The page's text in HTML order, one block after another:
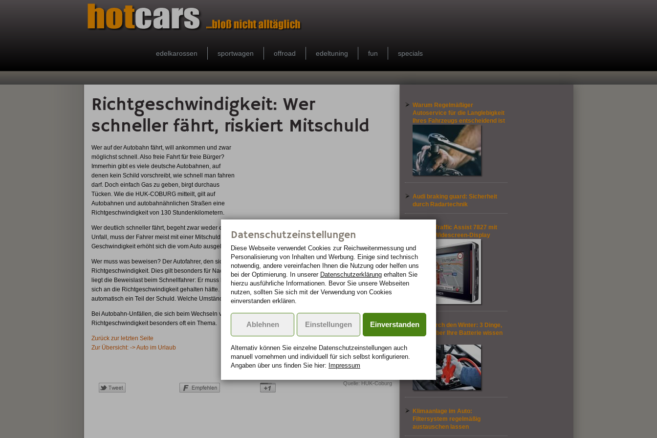
edelkarossen sportwagen offroad edeltuning fun specials
Richtgeschwindigkeit: Wer
schneller fährt, riskiert Mitschuld
Wer auf der Autobahn fährt, will ankommen und zwar
möglichst schnell. Also freie Fahrt für freie Bürger?
Immerhin gibt es viele deutsche Autobahnen, auf
denen kein Schild vorschreibt, wie schnell man fahren
darf. Doch einfach Gas zu geben, birgt durchaus
Tücken. Wie die HUK-COBURG mitteilt, gilt auf
Autobahnen und autobahnähnlichen Straßen eine
Richtgeschwindigkeit von 130 Stundenkilometern.
Wer deutlich schneller fährt, begeht zwar weder eine Straftat noch eine Ordnungswidrigkeit. Doch passiert ein
Unfall, muss der Fahrer meist mit einer Mitschuld von etwa 30 Prozent rechnen, denn aufgrund der hohen
Geschwindigkeit erhöht sich die vom Auto ausgehende Betriebsgefahr.
Wer muss was beweisen? Der Autofahrer, den sich die Rechtsprechung wünscht, hält sich an die
Richtgeschwindigkeit. Dies gilt besonders für Nachtfahrten. Fährt jemand schneller und es kommt zum Unfall,
liegt die Beweislast beim Schnellfahrer: Er muss beweisen, dass die Karambolage auch passiert wäre, wenn er
sich an die Richtgeschwindigkeit gehalten hätte. Kann er das nicht, trifft ihn nach gängiger Rechtsauffassung
automatisch ein Teil der Schuld. Welche Umstände zum Unfall führten, spielt dann keine Rolle mehr.
Bei Autobahn-Unfällen, die sich beim Wechseln von der rechten auf die linke Fahrspur ereignen, ist die
Richtgeschwindigkeit besonders oft ein Thema.
Zurück zur letzten Seite
Zur Übersicht: -> Auto im Urlaub
Quelle: HUK-Coburg
Warum Regelmäßiger
Autoservice für die Langlebigkeit
Ihres Fahrzeugs entscheidend ist
Audi braking guard: Sicherheit
durch Radartechnik
Becker Traffic Assist 7827 mit
4,3-Zoll Widescreen-Display
Mobil durch den Winter: 3 Dinge,
die Sie über Ihre Batterie wissen
Klimaanlage im Auto:
Filtersystem regelmäßig
austauschen lassen
Datenschutzeinstellungen
Diese Webseite verwendet Cookies zur Reichweiten­messung und
Personalisierung von Inhalten und Werbung. Einige sind technisch
notwendig, andere vereinfachen Ihnen die Nutzung oder helfen uns
bei der Optimierung. In unserer Datenschutzerklärung erhalten Sie
hierzu ausführliche Informationen. Bevor Sie unsere Webseiten
nutzen, sollten Sie sich mit der Verwendung von Cookies
einverstanden erklären.
Einverstanden
Ablehnen Einstellungen
Alternativ können Sie einzelne Datenschutz­ein­stellungen auch
manuell vor­nehmen und indivi­duell für sich selbst konfigurieren.
Angaben über uns finden Sie hier: Impressum